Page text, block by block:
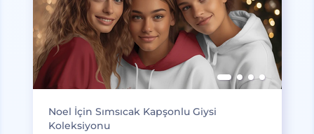
Noel İçin Sımsıcak Kapşonlu Giysi
Koleksiyonu